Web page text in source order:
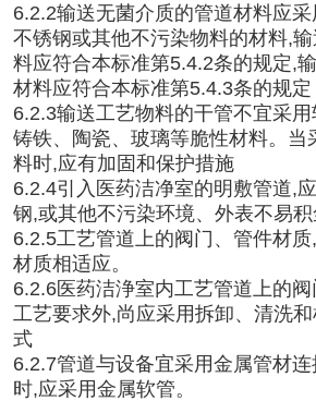
6.2.2输送无菌介质的管道材料应
不锈钢或其他不污染物料的材料,
料应符合本标准第5.4.2条的规定,
材料应符合本标准第5.4.3条的规定
6.2.3输送工艺物料的干管不宜采
铸铁、陶瓷、玻璃等脆性材料。当
料时,应有加固和保护措施
6.2.4引入医药洁净室的明敷管道,
钢,或其他不污染环境、外表不易
6.2.5工艺管道上的阀门、管件材
材质相适应。
6.2.6医药洁浄室内工艺管道上的
工艺要求外,尚应采用拆卸、清洗
式
6.2.7管道与设备宜采用金属管材
时,应采用金属软管。